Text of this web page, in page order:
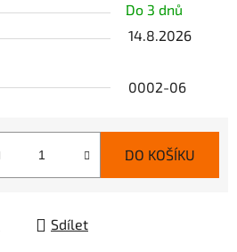
Do 3 dnů
14.8.2026
0002-06
DO KOŠÍKU
Sdílet